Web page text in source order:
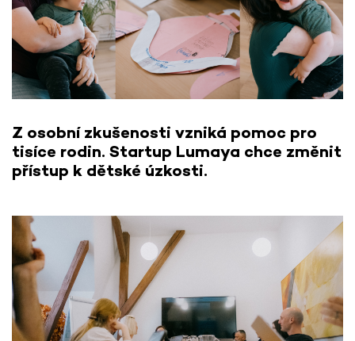
Z osobní zkušenosti vzniká pomoc pro
tisíce rodin. Startup Lumaya chce změnit
přístup k dětské úzkosti.